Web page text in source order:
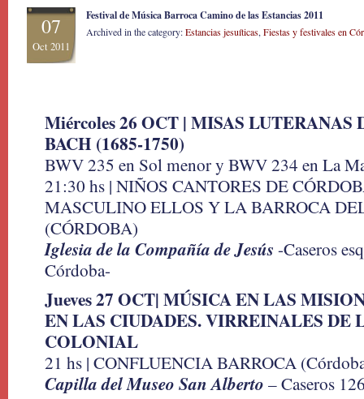
07
Oct 2011
Festival de Música Barroca Camino de las Estancias 2011
Archived in the category:Estancias jesuíticas, Fiestas y festivales en
Miércoles 26 OCT| MISAS LUTERANAS
BACH (1685-1750)
BWV 235 en Sol menor y BWV 234 en La
21:30 hs | NIÑOS CANTORES DE
MASCULINO ELLOS Y LA BARROCA
(CÓRDOBA)
Iglesia de la Compañía de Jesús -Caseros
Córdoba-
Jueves 27 OCT| MÚSICA EN LAS
EN LAS CIUDADES. VIRREINALES DE
COLONIAL
21 hs | CONFLUENCIA BARROCA
Capilla del Museo San Alberto – Caseros